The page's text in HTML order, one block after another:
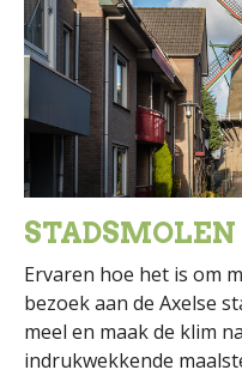
STADSMOLEN
Ervaren hoe het is om
bezoek aan de Axelse
meel en maak de klim
indrukwekkende